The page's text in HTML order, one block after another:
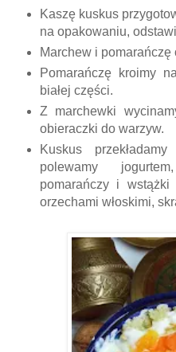
Kaszę kuskus
na opakowaniu,
Marchew i pomarańczę
Pomarańczę kroimy
białej części.
Z marchewki
obieraczki do warzyw.
Kuskus
polewamy
pomarańczy i wstążki
orzechami włoskimi,